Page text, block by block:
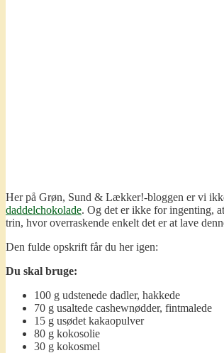
Her på Grøn, Sund & Lækker!-bloggen er vi
daddelchokolade. Og det er ikke for ingenting,
trin, hvor overraskende enkelt det er at lave
Den fulde opskrift får du her igen:
Du skal bruge:
100 g udstenede dadler, hakkede
70 g usaltede cashewnødder, fintmalede
15 g usødet kakaopulver
80 g kokosolie
30 g kokosmel